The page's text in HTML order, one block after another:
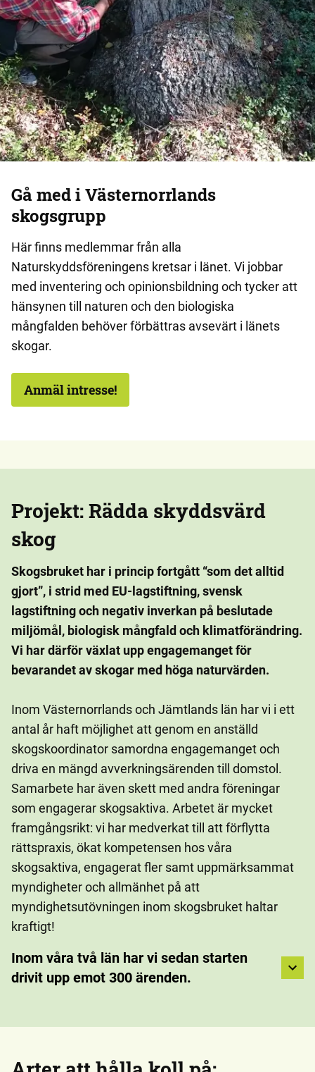
Gå med iVästernorrlands
skogsgrupp
Här finns medlemmar från alla
Naturskyddsföreningens kretsar i länet. Vi jobbar
med inventering och opinionsbildning och tycker att
hänsynen till naturen och den biologiska
mångfalden behöver förbättras avsevärt i länets
skogar.
Anmäl intresse!
Projekt: Rädda skyddsvärd
skog
Skogsbruket har i princip fortgått “som det alltid
gjort”, i strid med EU-lagstiftning, svensk
lagstiftning och negativ inverkan på beslutade
miljömål, biologisk mångfald och klimatförändring.
Vi har därför växlat upp engagemanget för
bevarandet av skogar med höga naturvärden.
Inom Västernorrlands och Jämtlands län har vi i ett
antal år haft möjlighet att genom en anställd
skogskoordinator samordna engagemanget och
driva en mängd avverkningsärenden till domstol.
Samarbete har även skett med andra föreningar
som engagerar skogsaktiva. Arbetet är mycket
framgångsrikt: vi har medverkat till att förflytta
rättspraxis, ökat kompetensen hos våra
skogsaktiva, engagerat fler samt uppmärksammat
myndigheter och allmänhet på att
myndighetsutövningen inom skogsbruket haltar
kraftigt!
Inom våra två län har vi sedan starten
drivit upp emot 300 ärenden.